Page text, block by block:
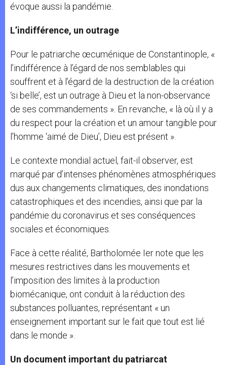
évoque aussi la pandémie.
L’indifférence, un outrage
Pour le patriarche œcuménique de Constantinople, «
l’indifférence à l’égard de nos semblables qui
souffrent et à l’égard de la destruction de la création
‘si belle’, est un outrage à Dieu et la non-observance
de ses commandements ». En revanche, « là où il y a
du respect pour la création et un amour tangible pour
l’homme ‘aimé de Dieu’, Dieu est présent ».
Le contexte mondial actuel, fait-il observer, est
marqué par d’intenses phénomènes atmosphériques
dus aux changements climatiques, des inondations
catastrophiques et des incendies, ainsi que par la
pandémie du coronavirus et ses conséquences
sociales et économiques.
Face à cette réalité, Bartholomée Ier note que les
mesures restrictives dans les mouvements et
l’imposition des limites à la production
biomécanique, ont conduit à la réduction des
substances polluantes, représentant « un
enseignement important sur le fait que tout est lié
dans le monde ».
Un document important du patriarcat